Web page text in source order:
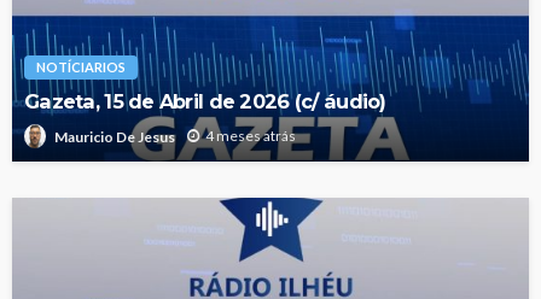
NOTÍCIARIOS
Gazeta, 15 de Abril de 2026 (c/ áudio)
Mauricio De Jesus 4 meses atrás